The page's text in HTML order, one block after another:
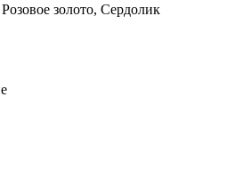
золото, Сердолик